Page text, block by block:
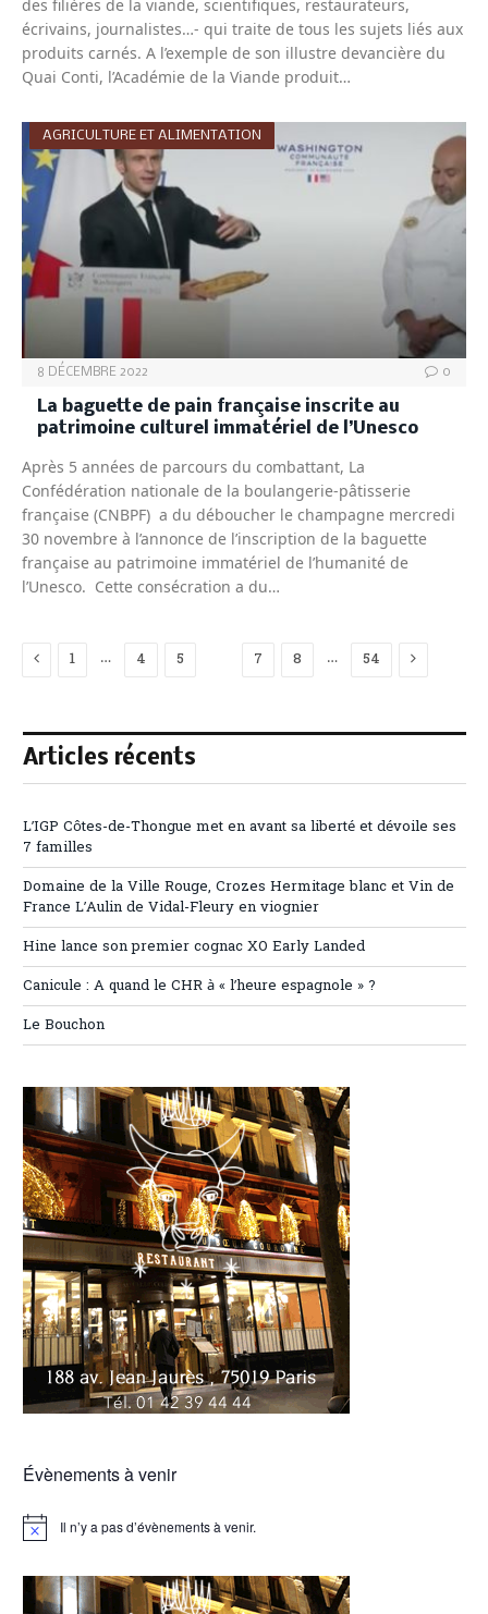
des filières de la viande, scientifiques, restaurateurs,
écrivains, journalistes…- qui traite de tous les sujets liés aux
produits carnés. A l’exemple de son illustre devancière du
Quai Conti, l’Académie de la Viande produit…
AGRICULTURE ET ALIMENTATION
8 DÉCEMBRE 2022 0
La baguette de pain française inscrite au
patrimoine culturel immatériel de l’Unesco
Après 5 années de parcours du combattant, La
Confédération nationale de la boulangerie-pâtisserie
française (CNBPF) a du déboucher le champagne mercredi
30 novembre à l’annonce de l’inscription de la baguette
française au patrimoine immatériel de l’humanité de
l’Unesco. Cette consécration a du…
Previous
1 … 4 5 7 8 … 54 Next
Articles récents
L’IGP Côtes-de-Thongue met en avant sa liberté et dévoile ses
7 familles
Domaine de la Ville Rouge, Crozes Hermitage blanc et Vin de
France L’Aulin de Vidal-Fleury en viognier
Hine lance son premier cognac XO Early Landed
Canicule : A quand le CHR à « l’heure espagnole » ?
Le Bouchon
Évènements à venir
Notice Il n’y a pas d’évènements à venir.